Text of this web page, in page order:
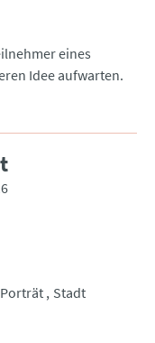
eines
Idee aufwarten.
Porträt Stadt